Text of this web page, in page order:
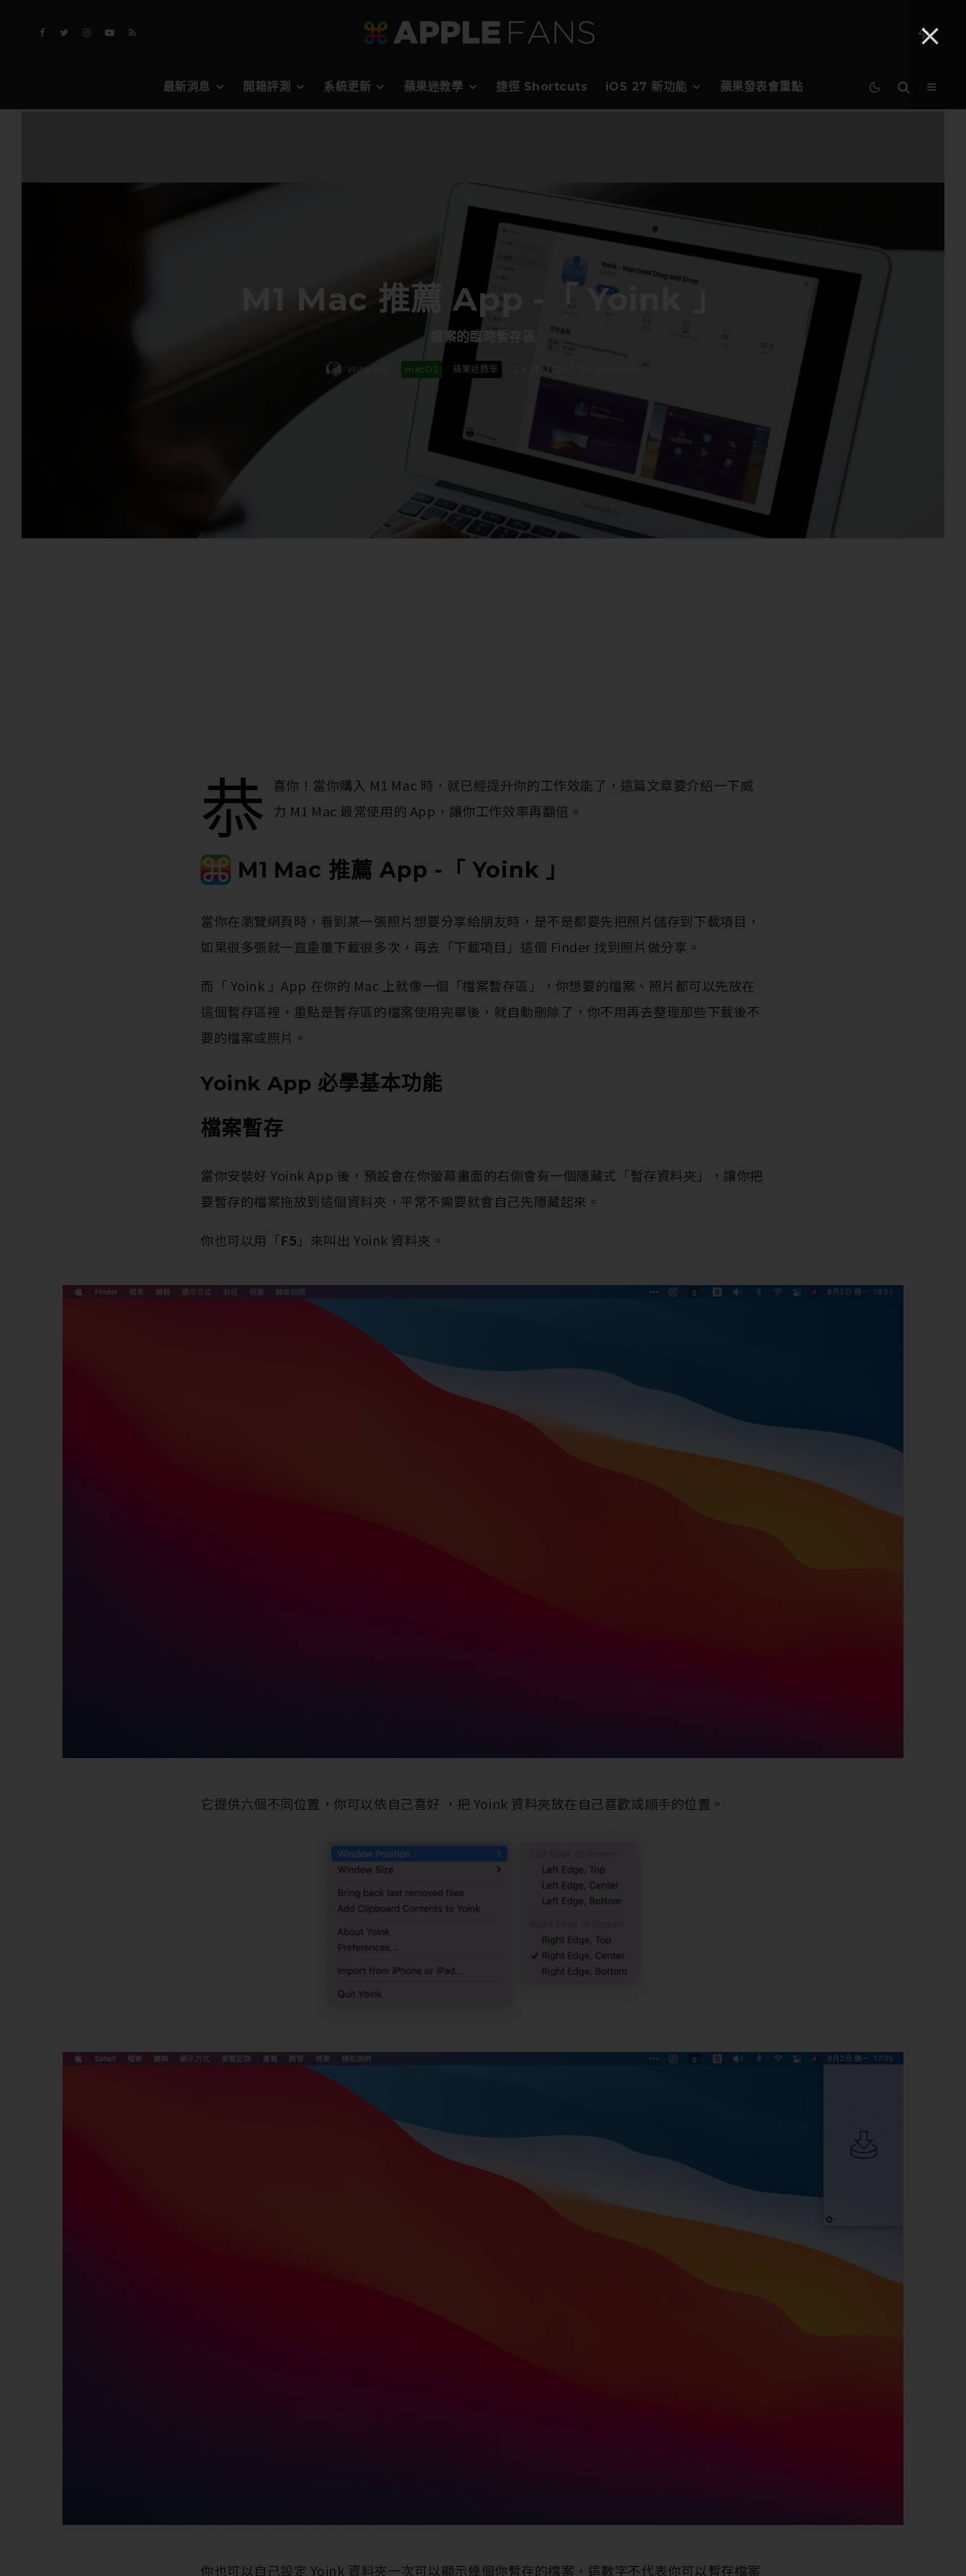
最新消息 開箱評測 系統更新 蘋果迷教學 捷徑 Shortcuts iOS 27 新功能 蘋果發表會重點
M1 Mac 推薦 App -「 Yoink 」
檔案的臨時暫存區
Willy Wu macOS 蘋果迷教學 2 8 月, 2021
恭 喜你！當你購入 M1 Mac 時，就已經提升你的工作效能了，這篇文章要介紹一下威
力 M1 Mac 最常使用的 App，讓你工作效率再翻倍。
M1 Mac 推薦 App -「 Yoink 」
當你在瀏覽網頁時，看到某一張照片想要分享給朋友時，是不是都要先把照片儲存到下載項目，
如果很多張就一直重覆下載很多次，再去「下載項目」這個 Finder 找到照片做分享。
而「 Yoink 」App 在你的 Mac 上就像一個「檔案暫存區」，你想要的檔案、照片都可以先放在
這個暫存區裡，重點是暫存區的檔案使用完畢後，就自動刪除了，你不用再去整理那些下載後不
要的檔案或照片。
Yoink App 必學基本功能
檔案暫存
當你安裝好 Yoink App 後，預設會在你螢幕畫面的右側會有一個隱藏式「暫存資料夾」，讓你把
要暫存的檔案拖放到這個資料夾，平常不需要就會自己先隱藏起來。
你也可以用「F5 」來叫出 Yoink 資料夾。
它提供六個不同位置，你可以依自己喜好 ，把 Yoink 資料夾放在自己喜歡或順手的位置。
你也可以自己設定 Yoink 資料夾一次可以顯示幾個你暫存的檔案，這數字不代表你可以暫存檔案